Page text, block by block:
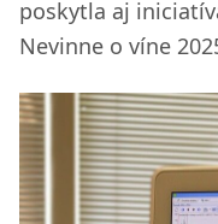
poskytla aj
Nevinne o víne